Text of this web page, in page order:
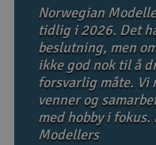
Fly
Helikopter
Kamerautstyr
Norwegian
tidlig i 2026. Det
beslutning, men
ikke god nok til å
forsvarlig måte. Vi
venner og
med hobby i
Modellers